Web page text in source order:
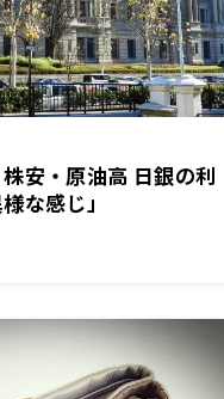
安・原油高 日銀の利
な感じ」